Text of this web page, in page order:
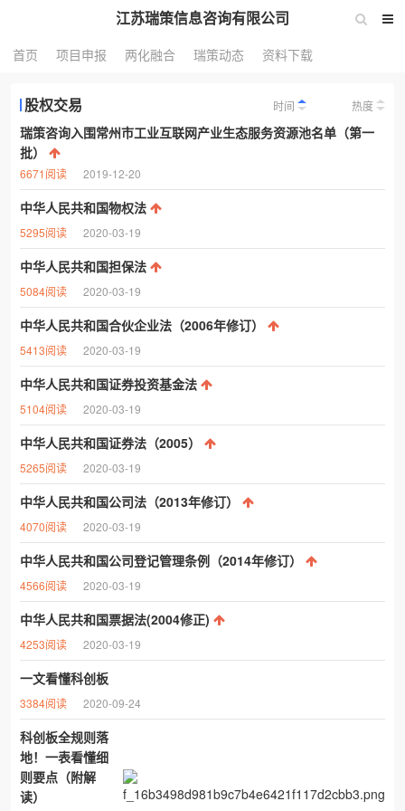
江苏瑞策信息咨询有限公司
首页 项目申报 两化融合 瑞策动态 资料下载
股权交易 时间 热度
瑞策咨询入围常州市工业互联网产业生态服务资源池名单（第一
批）
6671阅读 2019-12-20
中华人民共和国物权法
5295阅读 2020-03-19
中华人民共和国担保法
5084阅读 2020-03-19
中华人民共和国合伙企业法（2006年修订）
5413阅读 2020-03-19
中华人民共和国证券投资基金法
5104阅读 2020-03-19
中华人民共和国证券法（2005）
5265阅读 2020-03-19
中华人民共和国公司法（2013年修订）
4070阅读 2020-03-19
中华人民共和国公司登记管理条例（2014年修订）
4566阅读 2020-03-19
中华人民共和国票据法(2004修正)
4253阅读 2020-03-19
一文看懂科创板
3384阅读 2020-09-24
科创板全规则落
地！一表看懂细
则要点（附解
读）